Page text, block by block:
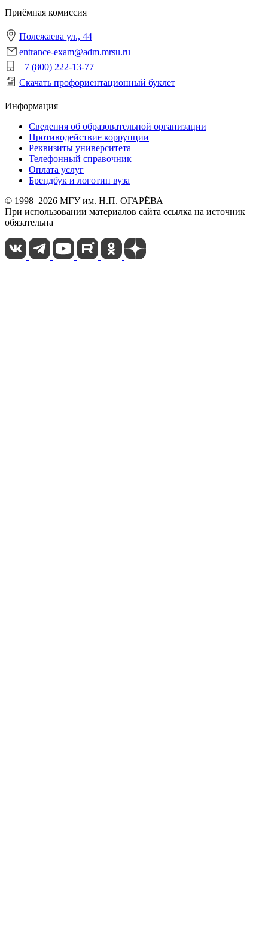
Приёмная комиссия
Полежаева ул., 44
entrance-exam@adm.mrsu.ru
+7 (800) 222-13-77
Скачать профориентационный буклет
Информация
Сведения об образовательной организации
Противодействие коррупции
Реквизиты университета
Телефонный справочник
Оплата услуг
Брендбук и логотип вуза
© 1998–2026 МГУ им. Н.П. ОГАРЁВА
При использовании материалов сайта ссылка на источник
обязательна